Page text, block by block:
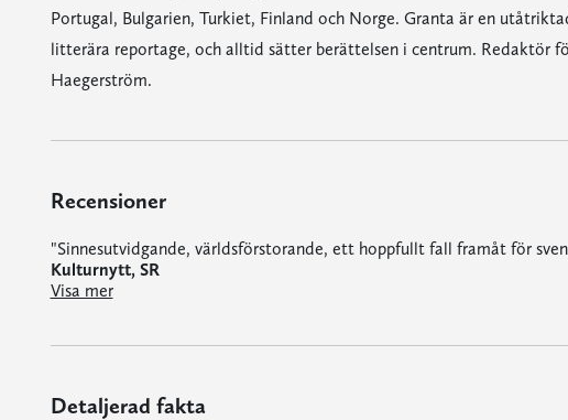
Portugal, Bulgarien, Turkiet, Finland och Norge. Granta är en
litterära reportage, och alltid sätter berättelsen i centrum. Redaktör
Haegerström.
Recensioner
"Sinnesutvidgande, världsförstorande, ett hoppfullt fall framåt för
Kulturnytt, SR
Visa mer
Detaljerad fakta